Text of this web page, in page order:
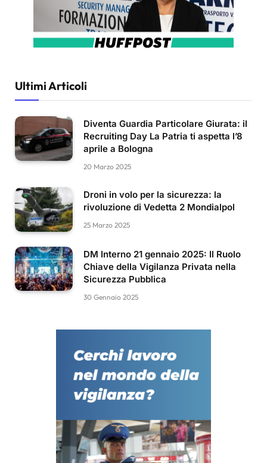
Ultimi Articoli
Diventa Guardia Particolare Giurata: il
Recruiting Day La Patria ti aspetta l’8
aprile a Bologna
20 Marzo 2025
Droni in volo per la sicurezza: la
rivoluzione di Vedetta 2 Mondialpol
25 Marzo 2025
DM Interno 21 gennaio 2025: Il Ruolo
Chiave della Vigilanza Privata nella
Sicurezza Pubblica
30 Gennaio 2025